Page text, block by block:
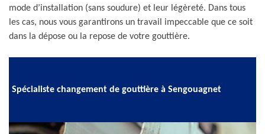
mode d’installation (sans soudure) et leur légèreté. Dans tous
les cas, nous vous garantirons un travail impeccable que ce soit
dans la dépose ou la repose de votre gouttière.
Spécialiste changement de gouttière à Sengouagnet